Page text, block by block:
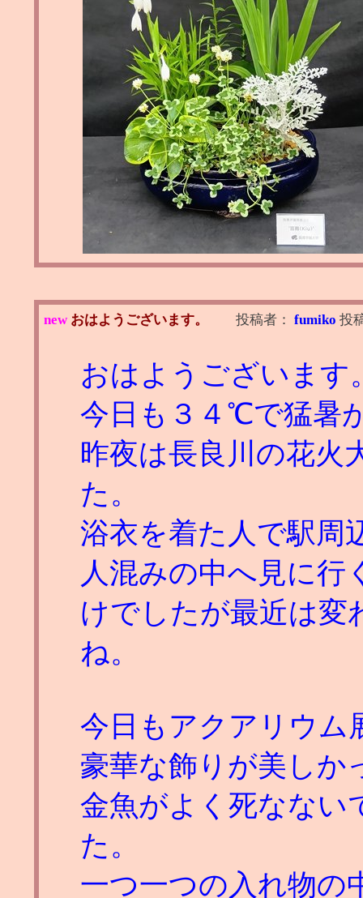
new おはようございます。 投稿者： fumiko 投
おはようございます
今日も３４℃で猛暑
昨夜は長良川の花火
た。
浴衣を着た人で駅周
人混みの中へ見に行
けでしたが最近は変
ね。
今日もアクアリウム
豪華な飾りが美しか
金魚がよく死なない
た。
一つ一つの入れ物の